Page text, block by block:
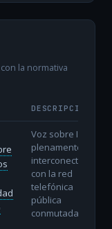
la normativa
DESCRIPCIÓN
Voz sobre IP
plenamente
interconectada
con la red
telefónica
pública
conmutada.